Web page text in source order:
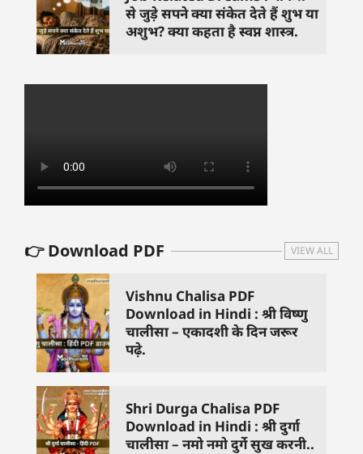
से जुड़े सपने क्या संकेत देते हैं शुभ या
अशुभ? क्या कहता है स्वप्न शास्त्र.
👉 Download PDF VIEW ALL
Vishnu Chalisa PDF
Download in Hindi : श्री विष्णु
चालीसा – एकादशी के दिन जरूर
पढ़े.
Shri Durga Chalisa PDF
Download in Hindi : श्री दुर्गा
चालीसा – नमो नमो दुर्गे सुख करनी..